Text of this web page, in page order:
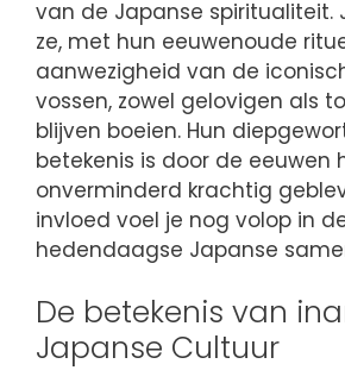
van de Japanse spiritualiteit.
ze, met hun eeuwenoude
aanwezigheid van de
vossen, zowel gelovigen als
blijven boeien. Hun
betekenis is door de eeuwen
onverminderd krachtig
invloed voel je nog volop in
hedendaagse Japanse
De betekenis van
Japanse Cultuur